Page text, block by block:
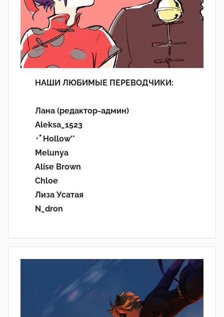
НАШИ ЛЮБИМЫЕ ПЕРЕВОДЧИКИ:
Лана (редактор-админ)
Aleksa_1523
･ﾟHollow'°
Melunya
Alise Brown
Chloe
Лиза Усатая
N_dron